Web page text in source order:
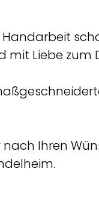
mit Liebe zum
Ihren